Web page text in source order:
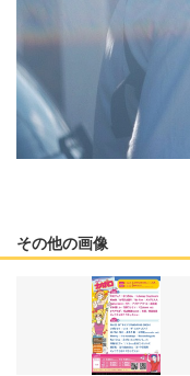
その他の画像